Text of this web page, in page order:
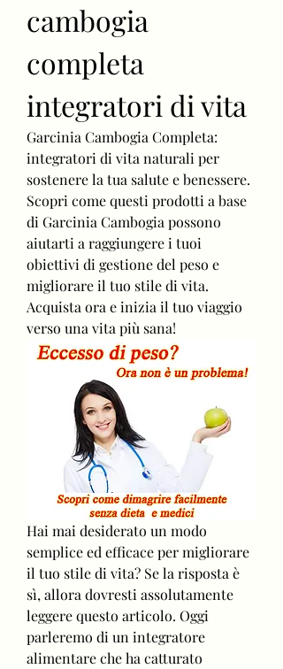
cambogia
completa
integratori di vita
Garcinia Cambogia Completa:
integratori di vita naturali per
sostenere la tua salute e benessere.
Scopri come questi prodotti a base
di Garcinia Cambogia possono
aiutarti a raggiungere i tuoi
obiettivi di gestione del peso e
migliorare il tuo stile di vita.
Acquista ora e inizia il tuo viaggio
verso una vita più sana!
Hai mai desiderato un modo
semplice ed efficace per migliorare
il tuo stile di vita? Se la risposta è
sì, allora dovresti assolutamente
leggere questo articolo. Oggi
parleremo di un integratore
alimentare che ha catturato